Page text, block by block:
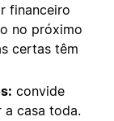
financeiro
no próximo
certas têm
convide
a casa toda.